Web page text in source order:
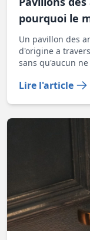
pourquoi le
rarement
Un pavillon des
d'origine a
sans qu'aucun
Lire l'article